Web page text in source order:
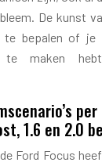
De kunst
te bepalen of je
maken
1.6 en 2.0
Ford Focus